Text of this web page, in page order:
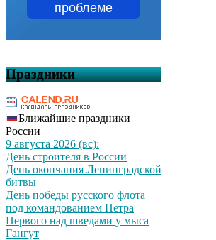
проблеме
Праздники
Ближайшие праздники
России
9 августа 2026 (вс):
День строителя в России
День окончания Ленинградской
битвы
День победы русского флота
под командованием Петра
Первого над шведами у мыса
Гангут